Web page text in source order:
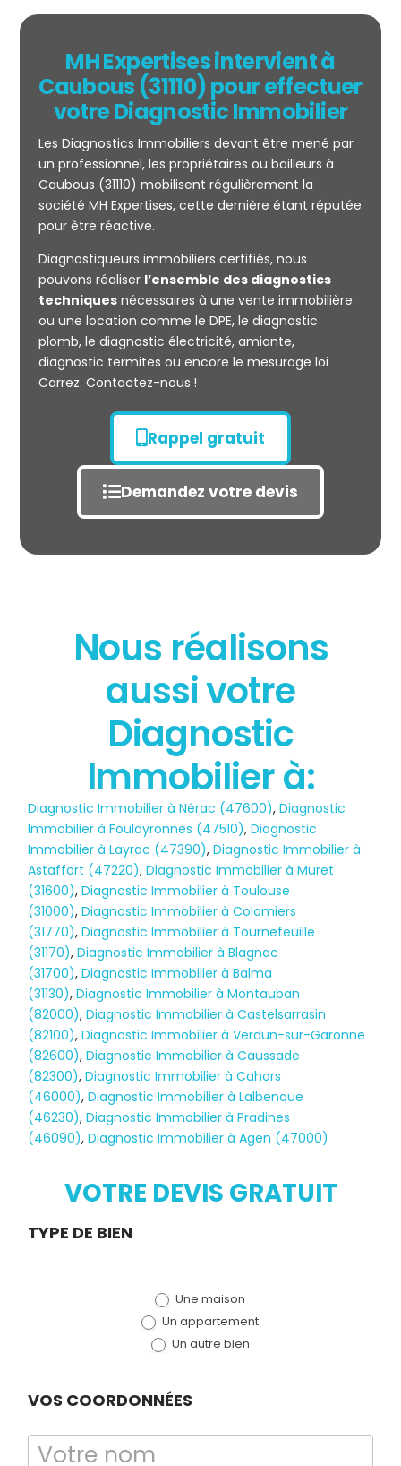
Mesurage
CARREZ
État des risques
POLLUTION
Diagnostic
MH Expertises intervient à
Caubous (31110) pour effectuer
votre Diagnostic Immobilier
Les Diagnostics Immobiliers devant être mené par
un professionnel, les propriétaires ou bailleurs à
Caubous (31110) mobilisent régulièrement la
société MH Expertises, cette dernière étant réputée
pour être réactive.
Diagnostiqueurs immobiliers certifiés, nous
pouvons réaliser l’ensemble des diagnostics
techniquesnécessaires à une vente immobilière
ou une location comme le DPE, le diagnostic
plomb, le diagnostic électricité, amiante,
diagnostic termites ou encore le mesurage loi
Carrez. Contactez-nous !
Rappel gratuit
Demandez votre devis
Nous réalisons
aussi votre
Diagnostic
Immobilier à:
Diagnostic Immobilier à Nérac (47600),Diagnostic
Immobilier à Foulayronnes (47510),Diagnostic
Immobilier à Layrac (47390),Diagnostic Immobilier à
Astaffort (47220),Diagnostic Immobilier à Muret
(31600),Diagnostic Immobilier à Toulouse
(31000),Diagnostic Immobilier à Colomiers
(31770),Diagnostic Immobilier à Tournefeuille
(31170),Diagnostic Immobilier à Blagnac
(31700),Diagnostic Immobilier à Balma
(31130),Diagnostic Immobilier à Montauban
(82000),Diagnostic Immobilier à Castelsarrasin
(82100),Diagnostic Immobilier à Verdun-sur-Garonne
(82600),Diagnostic Immobilier à Caussade
(82300),Diagnostic Immobilier à Cahors
(46000),Diagnostic Immobilier à Lalbenque
(46230),Diagnostic Immobilier à Pradines
(46090),Diagnostic Immobilier à Agen (47000)
VOTRE DEVIS GRATUIT
Demande
TYPE DE BIEN
Une maison
Un appartement
Un autre bien
VOS COORDONNÉES